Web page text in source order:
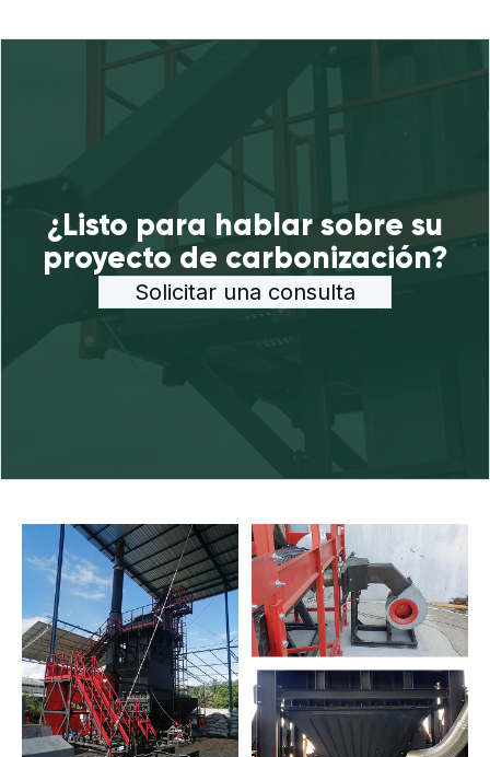
¿Listo para hablar sobre su
proyecto de carbonización?
Solicitar una consulta